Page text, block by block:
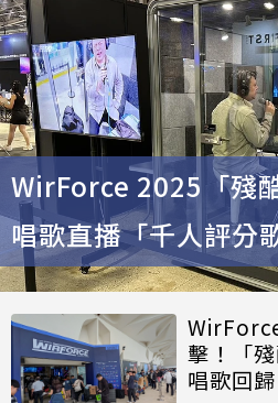
WirForce 2025「殘
唱歌直播「千人評分
被鼓勵
擊！「
唱歌回